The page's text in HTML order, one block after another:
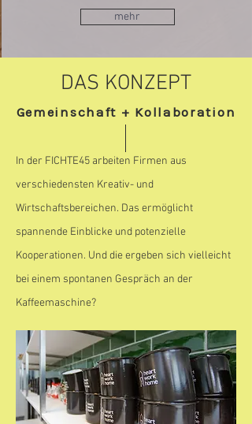
DAS KONZEPT
Gemeinschaft + Kollaboration
In der FICHTE45 arbeiten Firmen aus
verschiedensten Kreativ- und
Wirtschaftsbereichen. Das ermöglicht
spannende Einblicke und potenzielle
Kooperationen. Und die ergeben sich vielleicht
bei einem spontanen Gespräch an der
Kaffeemaschine?
mehr